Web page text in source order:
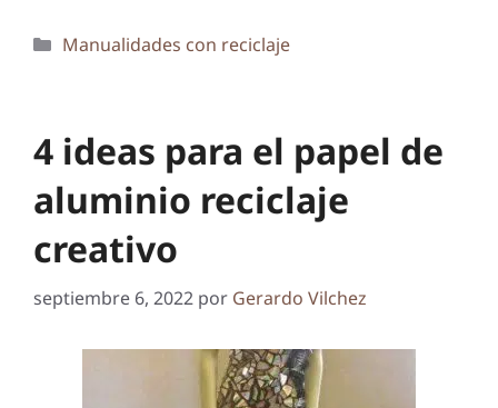
Categorías
Manualidades con reciclaje
4 ideas para el papel de
aluminio reciclaje
creativo
septiembre 6, 2022 por Gerardo Vilchez